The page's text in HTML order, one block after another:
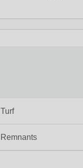
Turf
Remnants